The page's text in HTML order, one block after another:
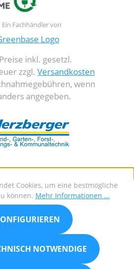
Ein Fachhändler von
inkl. gesetzl.
zzgl. Versandkosten
wenn
angegeben.
Cookies, um eine bestmögliche
können. Mehr Informationen ...
NOTWENDIGE